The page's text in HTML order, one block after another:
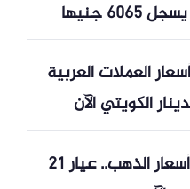
العملات العربية
الكويتي الآن
قفزة تاريخية في أسعار الذهب.. عيار 21